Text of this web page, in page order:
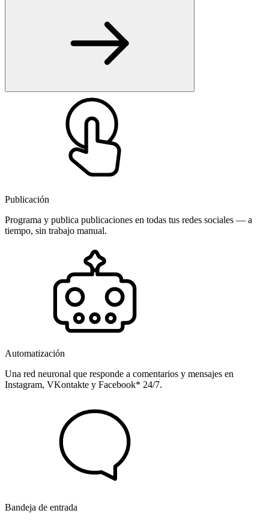
Publicación
Programa y publica publicaciones en todas tus redes sociales — a
tiempo, sin trabajo manual.
Automatización
Una red neuronal que responde a comentarios y mensajes en
Instagram, VKontakte y Facebook* 24/7.
Bandeja de entrada